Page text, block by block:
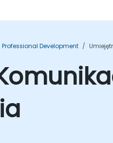
Professional Development